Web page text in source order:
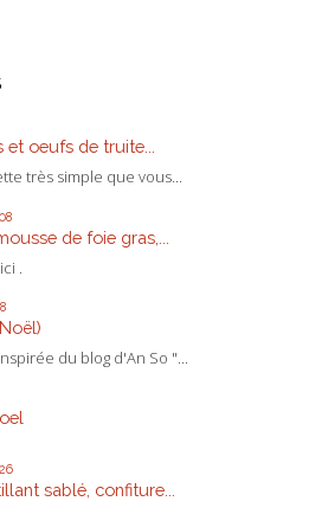
oeufs de truite...
très simple que vous...
de foie gras,...
.
du blog d'An So "...
sablé, confiture...